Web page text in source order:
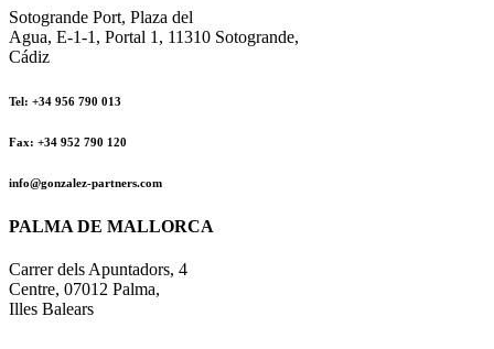
Sotogrande Port, Plaza del
Agua, E-1-1, Portal 1, 11310 Sotogrande,
Cádiz
Tel: +34 956 790 013
Fax: +34 952 790 120
info@gonzalez-partners.com
PALMA DE MALLORCA
Carrer dels Apuntadors, 4
Centre, 07012 Palma,
Illes Balears